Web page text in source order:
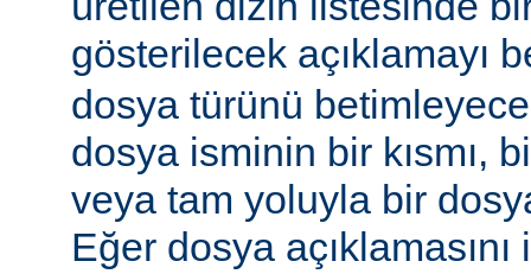
gösterilecek açıklamayı
dosya türünü
dosya isminin bir kısmı,
veya tam yoluyla bir
Eğer dosya